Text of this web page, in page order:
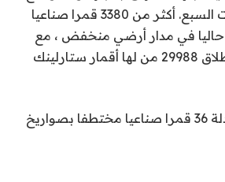
النطاق لجميع القارات السبع. أكثر من 3380 قمرا صناعيا
في مدار أرضي منخفض ، مع
29988 من لها
أقمار ستارلينك
تريد روسيا مبادلة 36 قمرا صناعيا مختطفا بصواريخ